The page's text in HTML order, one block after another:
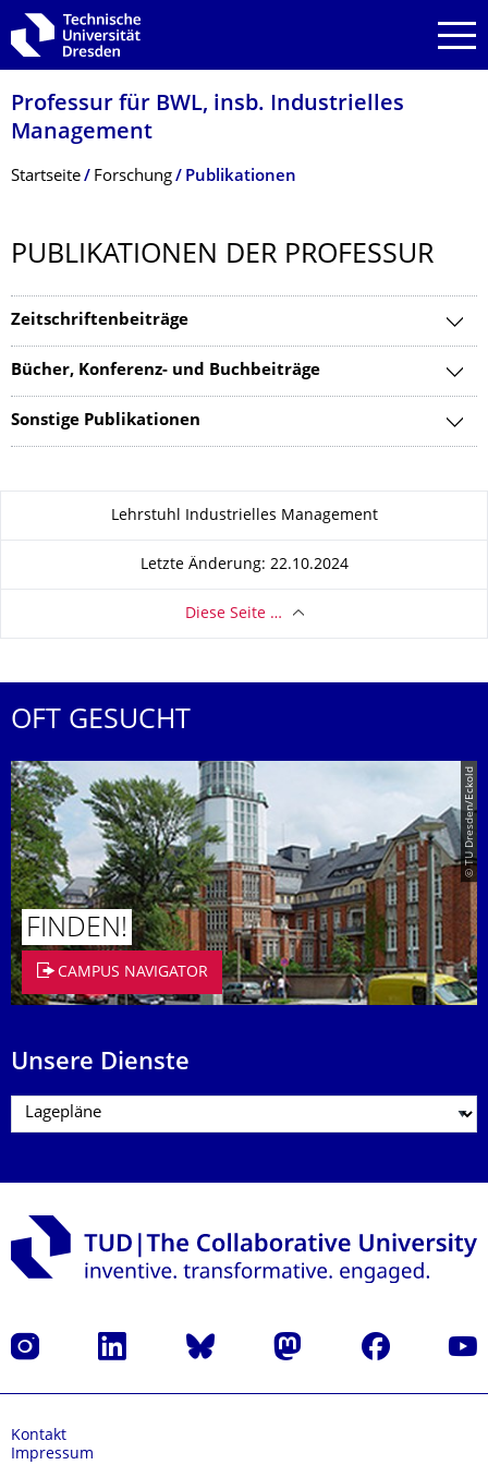
Zur Hauptnavigation springen
Zur Suche springen
Zum Inhalt springen
Professur für BWL, insb. Industrielles
Management
Breadcrumb-Menü
Startseite Forschung Publikationen
PUBLIKATIONEN DER PROFESSUR
Zeitschriftenbeiträge
Bücher, Konferenz- und Buchbeiträge
Sonstige Publikationen
Zu dieser SeiteLehrstuhl Industrielles Management
Letzte Änderung: 22.10.2024
Diese Seite …
OFT GESUCHT
© TU Dresden/Eckold
FINDEN!
CAMPUS NAVIGATOR
Unsere Dienste
Instagram LinkedIn Bluesky Mastodon Facebook
Kontakt
Impressum